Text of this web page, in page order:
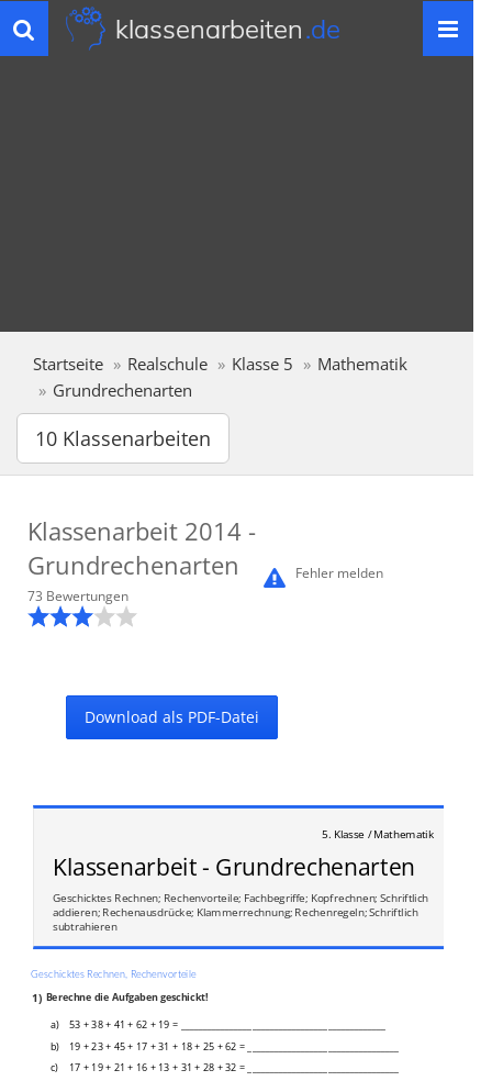
Toggle
navigation
klassenarbeiten.de
Startseite Realschule Klasse 5
Mathematik
Grundrechenarten
10 Klassenarbeiten
Klassenarbeit 2014 -
Grundrechenarten
Fehler melden
73 Bewertungen
Download als PDF-Datei
5. Klasse / Mathematik
Klassenarbeit - Grundrechenarten
Geschicktes Rechnen; Rechenvorteile; Fachbegriffe; Kopfrechnen; Schriftlich
addieren; Rechenausdrücke; Klammerrechnung; Rechenregeln; Schriftlich
subtrahieren
Geschicktes Rechnen, Rechenvorteile
1) Berechne die Aufgaben geschickt!
a) 53 + 38 + 41 + 62 + 19 = ______________________________________________
b)
19 + 23 + 45 + 17 + 31 + 18 + 25 + 62 = __________________________________
c)
17 + 19 + 21 + 16 + 13 + 31 + 28 + 32 = __________________________________